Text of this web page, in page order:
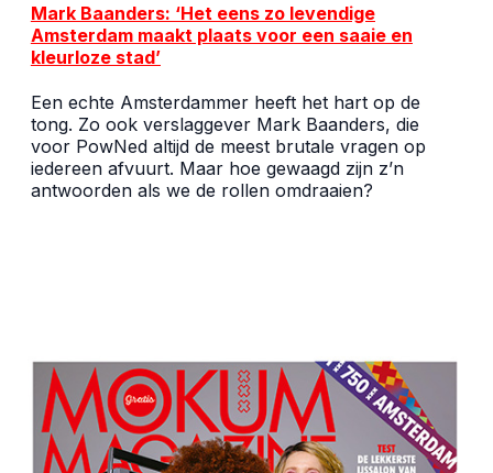
Mark Baanders: ‘Het eens zo levendige
Amsterdam maakt plaats voor een saaie en
kleurloze stad’
Een echte Amsterdammer heeft het hart op de
tong. Zo ook verslaggever Mark Baanders, die
voor PowNed altijd de meest brutale vragen op
iedereen afvuurt. Maar hoe gewaagd zijn z’n
antwoorden als we de rollen omdraaien?